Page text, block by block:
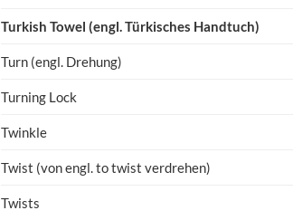
Turkish Towel (engl. Türkisches Handtuch)
Turn (engl. Drehung)
Turning Lock
Twinkle
Twist (von engl. to twist verdrehen)
Twists